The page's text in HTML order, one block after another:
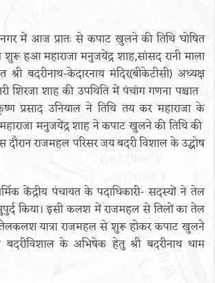
में आज प्रातः से कपाट खुलने की तिथि घोषित
हआ महाराजा मनुजयेंद्र शाह,सांसद रानी माला
श्री बदरीनाथ-केदारनाथ मंदिर(बीकेटीसी) अध्यक्ष
शिरजा शाह की उपथिति में पंचांग गणना पश्चात
प्रसाद उनियाल ने तिथि तय कर महाराजा के
मनुजयेंद्र शाह ने कपाट खुलने की तिथि की
दौरान राजमहल परिसर जय बदरी विशाल के उद्घोष
केंद्रीय पंचायत के पदाधिकारी- सदस्यों ने तेल
किया। इसी कलश में राजमहल से तिलों का तेल
यात्रा राजमहल से शुरू होकर कपाट खुलने
के अभिषेक हेतु श्री बदरीनाथ धाम